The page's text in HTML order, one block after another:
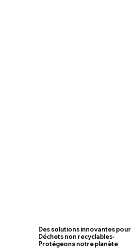
Des solutions innovantes pour
Déchets non recyclables-
Protégeons notre planète